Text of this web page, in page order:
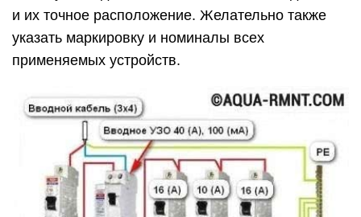
и их точное расположение. Желательно также
указать маркировку и номиналы всех
применяемых устройств.